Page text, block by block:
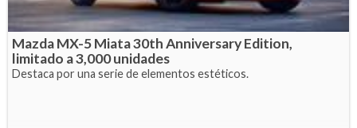
Mazda MX-5 Miata 30th Anniversary Edition,
limitado a 3,000 unidades
Destaca por una serie de elementos estéticos.